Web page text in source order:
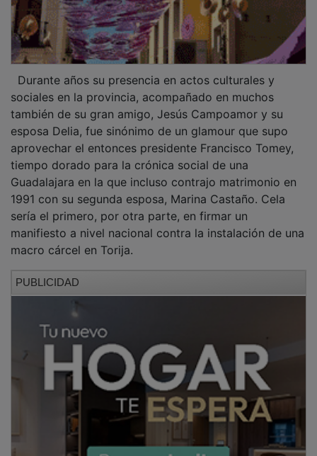
sociales en la provincia, acompañado en muchos
también de su gran amigo, Jesús Campoamor y su
esposa Delia, fue sinónimo de un glamour que supo
aprovechar el entonces presidente Francisco Tomey,
tiempo dorado para la crónica social de una
Guadalajara en la que incluso contrajo matrimonio en
1991 con su segunda esposa, Marina Castaño. Cela
sería el primero, por otra parte, en firmar un
manifiesto a nivel nacional contra la instalación de una
macro cárcel en Torija.
Junto al dramaturgo Antonio Buero Vallejo es
indiscutible su consideración como el escritor más
importante de la segunda mitad del siglo XX de las
letras españolas siendo una satisfacción la vinculación
de su vida y su obra con esta provincia, en la que dejó
grandes recuerdos y sobre todo ese libro, el único que
da contenido a un museo en el mundo, el delViaje a la
, ubicado en la torre del homenaje del Castillo
de Torija, inaugurado en el 50 aniversario de la